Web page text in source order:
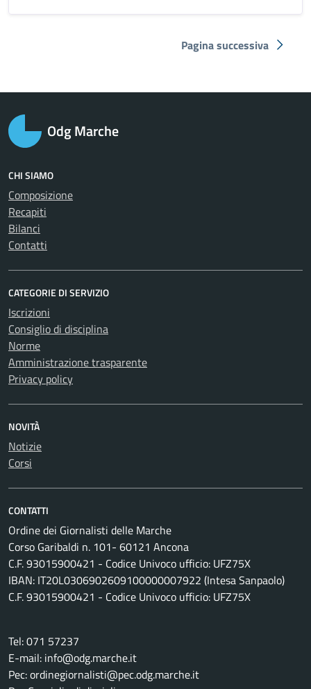
Pagina successiva
Odg Marche
CHI SIAMO
Composizione
Recapiti
Bilanci
Contatti
CATEGORIE DI SERVIZIO
Iscrizioni
Consiglio di disciplina
Norme
Amministrazione trasparente
Privacy policy
NOVITÀ
Notizie
Corsi
CONTATTI
Ordine dei Giornalisti delle Marche
Corso Garibaldi n. 101- 60121 Ancona
C.F. 93015900421 - Codice Univoco ufficio: UFZ75X
IBAN: IT20L0306902609100000007922 (Intesa Sanpaolo)
C.F. 93015900421 - Codice Univoco ufficio: UFZ75X
Tel: 071 57237
E-mail: info@odg.marche.it
Pec: ordinegiornalisti@pec.odg.marche.it